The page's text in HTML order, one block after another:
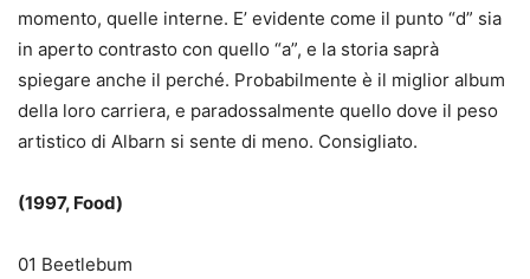
momento, quelle interne. E’ evidente come il punto “d” sia
in aperto contrasto con quello “a”, e la storia saprà
spiegare anche il perché. Probabilmente è il miglior album
della loro carriera, e paradossalmente quello dove il peso
artistico di Albarn si sente di meno. Consigliato.
(1997, Food)
01 Beetlebum